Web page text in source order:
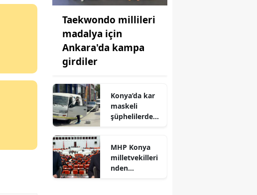
Taekwondo millileri
madalya için
Ankara'da kampa
girdiler
Konya’da kar
maskeli
şüphelilerden
MHP Konya
milletvekilleri
nden